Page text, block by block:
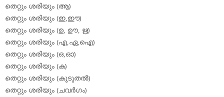
തെറ്റും ശരിയും (ആ)
തെറ്റും ശരിയും (ഇ,ഈ)
തെറ്റും ശരിയും (ഉ, ഊ, ഋ)
തെറ്റും ശരിയും (എ,ഏ,ഐ)
തെറ്റും ശരിയും (ഒ,ഓ)
തെറ്റും ശരിയും (ക)
തെറ്റും ശരിയും (കൂടുതല്‍)
തെറ്റും ശരിയും (ചവര്‍ഗം)